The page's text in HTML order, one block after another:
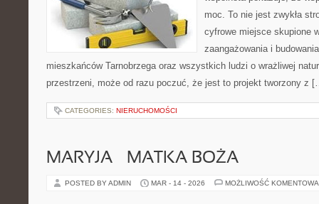
moc. To nie jest zwykła
cyfrowe miejsce skupione
zaangażowania i
mieszkańców Tarnobrzega oraz wszystkich ludzi o wrażliwej
przestrzeni, może od razu poczuć, że jest to projekt tworzony z
CATEGORIES: NIERUCHOMOŚCI
MARYJA – MATKA BOŻA
POSTED BY ADMIN MAR - 14 - 2026 MOŻLIWOŚĆ